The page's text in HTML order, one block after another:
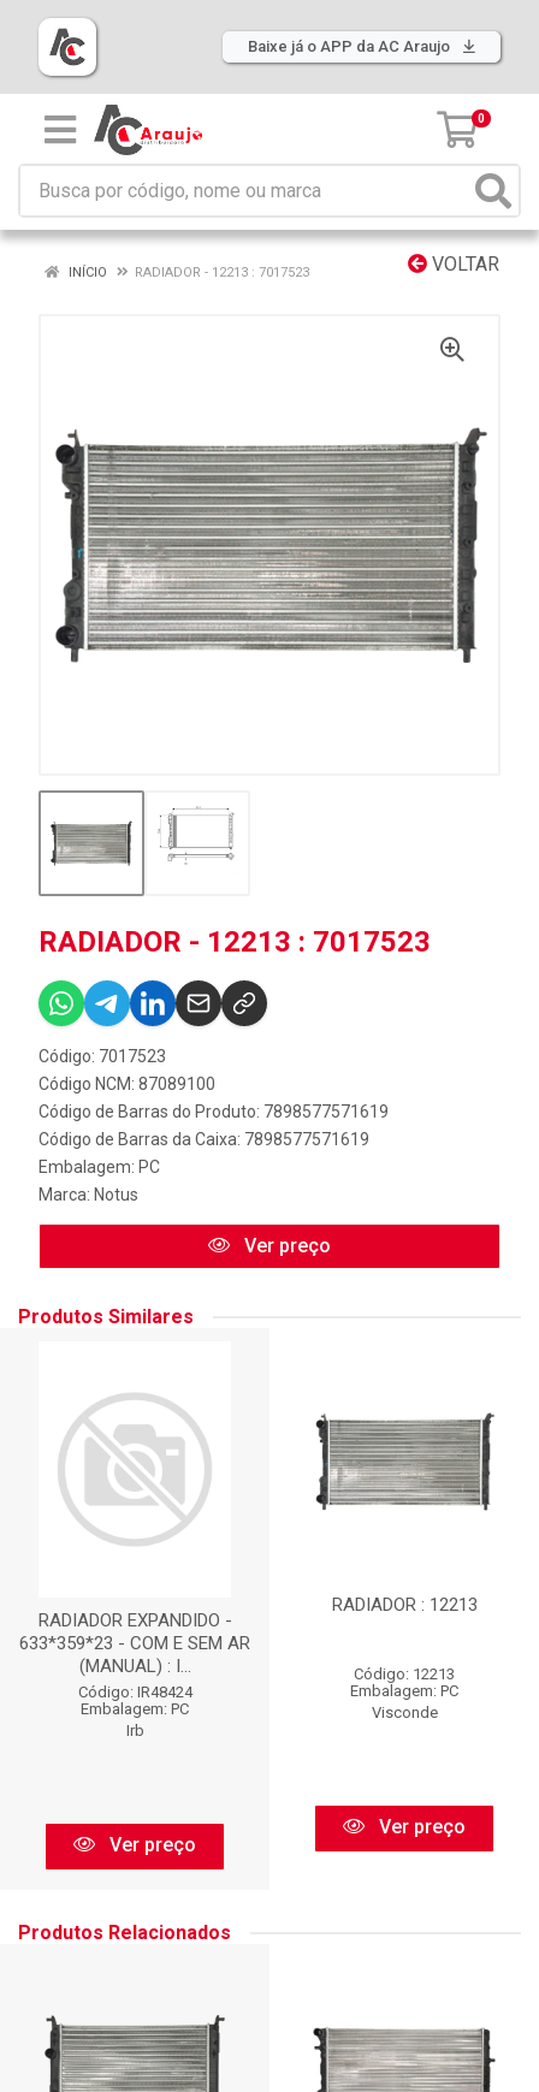
Baixe já o APP da AC Araujo
0
VOLTAR
INÍCIO RADIADOR - 12213 : 7017523
RADIADOR - 12213 : 7017523
Código: 7017523
Código NCM: 87089100
Código de Barras do Produto: 7898577571619
Código de Barras da Caixa: 7898577571619
Embalagem: PC
Marca: Notus
Ver preço
Produtos Similares
RADIADOR EXPANDIDO -
633*359*23 - COM E SEM AR
(MANUAL) : I...
Código: IR48424
Embalagem: PC
Irb
Ver preço
RADIADOR : 12213
Código: 12213
Embalagem: PC
Visconde
Ver preço
Produtos Relacionados